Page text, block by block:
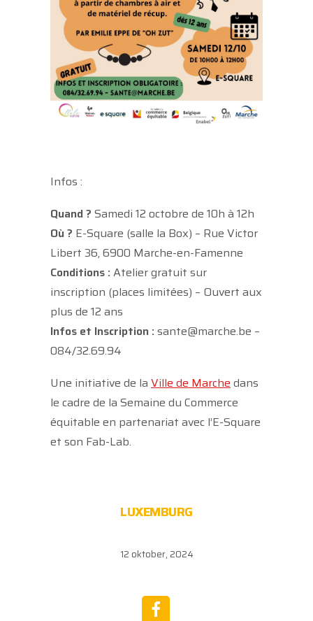
LUXEMBURG
12 oktober, 2024
Infos :
Quand ? Samedi 12 octobre de 10h à 12h
Où ? E-Square (salle la Box) – Rue Victor
Libert 36, 6900 Marche-en-Famenne
Conditions :Atelier gratuit sur
inscription (places limitées) – Ouvert aux
plus de 12 ans
Infos et Inscription :sante@marche.be –
084/32.69.94
Une initiative de la Ville de Marche dans
le cadre de la Semaine du Commerce
équitable en partenariat avec l’E-Square
et son Fab-Lab.